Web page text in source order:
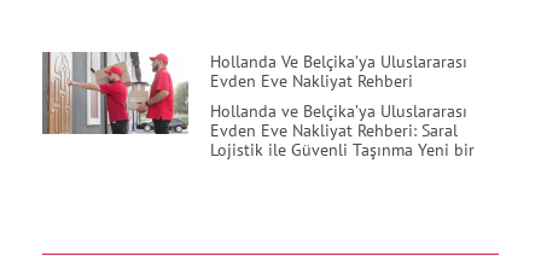
Hollanda Ve Belçika’ya Uluslararası
Evden Eve Nakliyat Rehberi
Hollanda ve Belçika’ya Uluslararası
Evden Eve Nakliyat Rehberi: Saral
Lojistik ile Güvenli Taşınma Yeni bir